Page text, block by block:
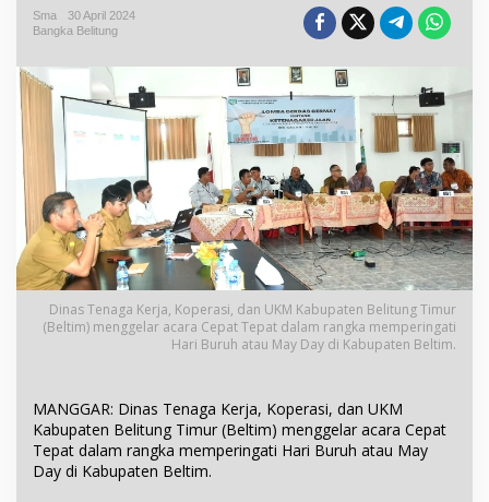
Sma
30 April 2024
Bangka Belitung
Dinas Tenaga Kerja, Koperasi, dan UKM Kabupaten Belitung Timur
(Beltim) menggelar acara Cepat Tepat dalam rangka memperingati
Hari Buruh atau May Day di Kabupaten Beltim.
MANGGAR: Dinas Tenaga Kerja, Koperasi, dan UKM
Kabupaten Belitung Timur (Beltim) menggelar acara Cepat
Tepat dalam rangka memperingati Hari Buruh atau May
Day di Kabupaten Beltim.